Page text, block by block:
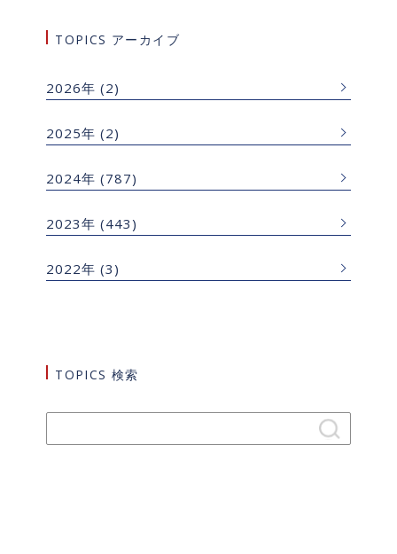
TOPICS アーカイブ
2026年 (2)
2025年 (2)
2024年 (787)
2023年 (443)
2022年 (3)
TOPICS 検索